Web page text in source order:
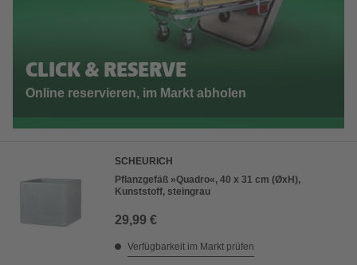
CLICK & RESERVE
Online reservieren, im Markt abholen
SCHEURICH
Pflanzgefäß »Quadro«, 40 x 31 cm (ØxH),
Kunststoff, steingrau
29,99 €
Verfügbarkeit im Markt prüfen